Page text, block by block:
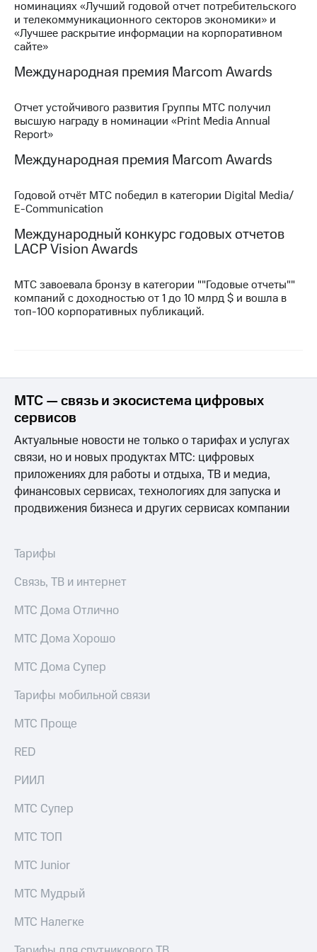
МТС
о технологиях
Финансовая
отчетность
Контакты
в
регионе
и акционерам
Корпоративное
Корпоративный
секретарь
Раскрытие
Документы
"МТС"
Собрания
Личный
кабинет
акционера
Акционерный
капитал
Контроль
Описание
Программа
приобретения
выкупа
Дивиденды
облигаций
Описание
облигаций
Другое
Регистратор
Контакты
развитие
деловая этика
На главную
номинациях «Лучший годовой отчет потребительского
и телекоммуникационного секторов экономики» и
«Лучшее раскрытие информации на корпоративном
сайте»
Международная премия Marcom Awards
Отчет устойчивого развития Группы МТС получил
высшую награду в номинации «Print Media Annual
Report»
Международная премия Marcom Awards
Годовой отчёт МТС победил в категории Digital Media/
E-Communication
Международный конкурс годовых отчетов
LACP Vision Awards
МТС завоевала бронзу в категории ""Годовые отчеты""
компаний с доходностью от 1 до 10 млрд $ и вошла в
топ-100 корпоративных публикаций.
МТС — связь и экосистема цифровых
сервисов
Актуальные новости не только о тарифах и услугах
связи, но и новых продуктах МТС: цифровых
приложениях для работы и отдыха, ТВ и медиа,
финансовых сервисах, технологиях для запуска и
продвижения бизнеса и других сервисах компании
Тарифы
Связь, ТВ и интернет
МТС Дома Отлично
МТС Дома Хорошо
МТС Дома Супер
Тарифы мобильной связи
МТС Проще
RED
РИИЛ
МТС Супер
МТС ТОП
МТС Junior
МТС Мудрый
МТС Налегке